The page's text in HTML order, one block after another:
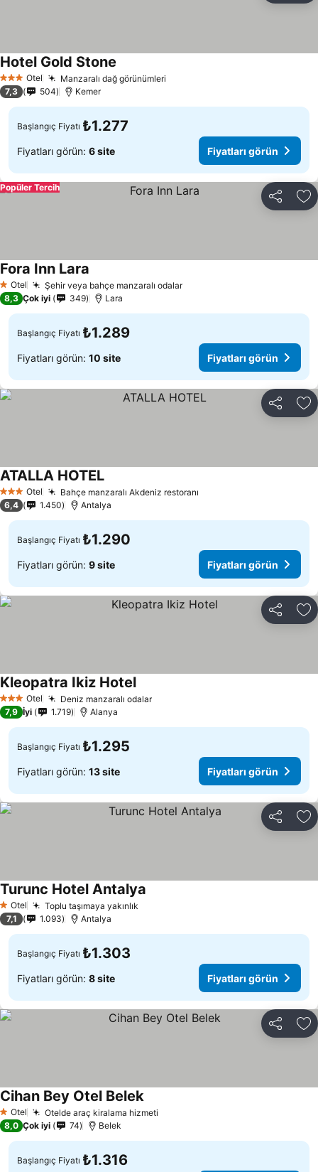
3 YıldızOtel Manzaralı dağ görünümleri
Hotel Gold Stone
7,3 504 Kemer
Başlangıç Fiyatı ₺1.277
Fiyatları görün: 6 site Fiyatları görün
Paylaş
Popüler Tercih
1 Yıldız
Otel Şehir veya bahçe manzaralı odalar
Fora Inn Lara
8,3 Çok iyi 349 Lara
Başlangıç Fiyatı ₺1.289
Fiyatları görün: 10 site Fiyatları görün
Paylaş
3 YıldızOtel Bahçe manzaralı Akdeniz restoranı
ATALLA HOTEL
6,4 1.450 Antalya
Başlangıç Fiyatı ₺1.290
Fiyatları görün: 9 site Fiyatları görün
Paylaş
3 YıldızOtel Deniz manzaralı odalar
Kleopatra Ikiz Hotel
7,9 İyi 1.719 Alanya
Başlangıç Fiyatı ₺1.295
Fiyatları görün: 13 site Fiyatları görün
Paylaş
1 Yıldız
Otel Toplu taşımaya yakınlık
Turunc Hotel Antalya
7,1 1.093 Antalya
Başlangıç Fiyatı ₺1.303
Fiyatları görün: 8 site Fiyatları görün
Paylaş
1 Yıldız
Otel Otelde araç kiralama hizmeti
Cihan Bey Otel Belek
8,0 Çok iyi 74 Belek
Başlangıç Fiyatı ₺1.316